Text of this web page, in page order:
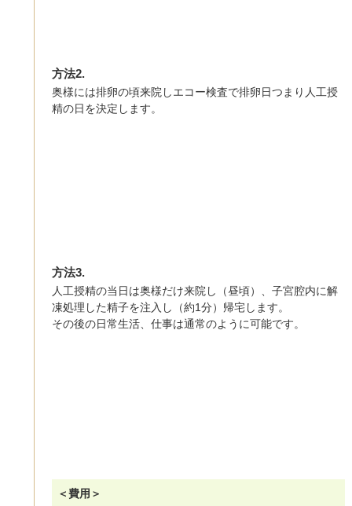
方法2.
奥様には排卵の頃来院しエコー検査で排卵日つまり人工授
精の日を決定します。
方法3.
人工授精の当日は奥様だけ来院し（昼頃）、子宮腔内に解
凍処理した精子を注入し（約1分）帰宅します。
その後の日常生活、仕事は通常のように可能です。
＜費用＞